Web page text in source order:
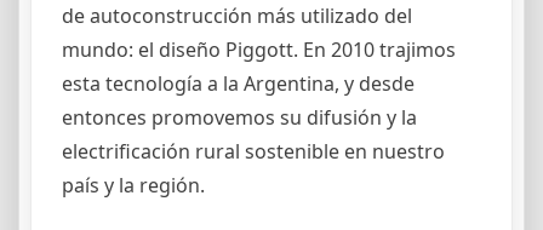
de autoconstrucción más utilizado del
mundo: el diseño Piggott. En 2010 trajimos
esta tecnología a la Argentina, y desde
entonces promovemos su difusión y la
electrificación rural sostenible en nuestro
país y la región.